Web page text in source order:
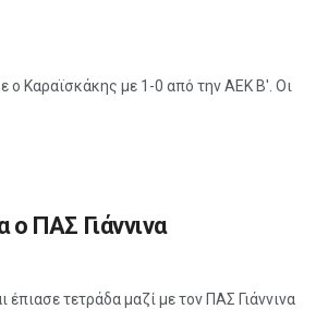
ο Καραϊσκάκης με 1-0 από την ΑΕΚ Β'. Οι
ΠΑΣ Γιάννινα
τετράδα μαζί με τον ΠΑΣ Γιάννινα